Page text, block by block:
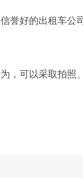
誉好的出租车公
，可以采取拍照